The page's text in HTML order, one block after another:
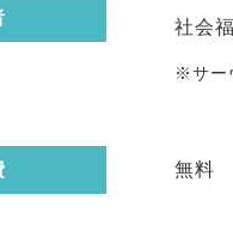
社会
※サー
無料